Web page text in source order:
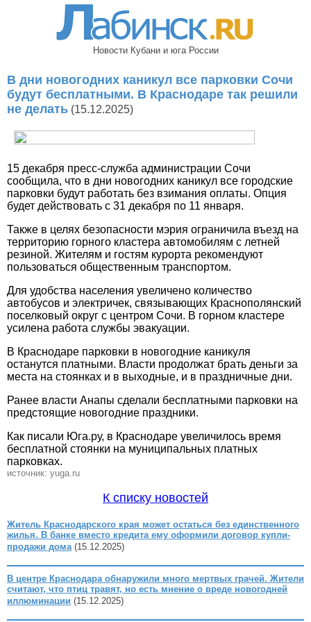
Новости Кубани и юга России
В дни новогодних каникул все парковки Сочи
будут бесплатными. В Краснодаре так решили
не делать (15.12.2025)
15 декабря пресс-служба администрации Сочи
сообщила, что в дни новогодних каникул все городские
парковки будут работать без взимания оплаты. Опция
будет действовать с 31 декабря по 11 января.
Также в целях безопасности мэрия ограничила въезд на
территорию горного кластера автомобилям с летней
резиной. Жителям и гостям курорта рекомендуют
пользоваться общественным транспортом.
Для удобства населения увеличено количество
автобусов и электричек, связывающих Краснополянский
поселковый округ с центром Сочи. В горном кластере
усилена работа службы эвакуации.
В Краснодаре парковки в новогодние каникуля
останутся платными. Власти продолжат брать деньги за
места на стоянках и в выходные, и в праздничные дни.
Ранее власти Анапы сделали бесплатными парковки на
предстоящие новогодние праздники.
Как писали Юга.ру, в Краснодаре увеличилось время
бесплатной стоянки на муниципальных платных
парковках.
источник: yuga.ru
К списку новостей
Житель Краснодарского края может остаться без единственного
жилья. В банке вместо кредита ему оформили договор купли-
продажи дома (15.12.2025)
В центре Краснодара обнаружили много мертвых грачей. Жители
считают, что птиц травят, но есть мнение о вреде новогодней
иллюминации (15.12.2025)